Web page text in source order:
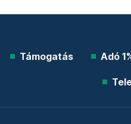
Támogatás Adó